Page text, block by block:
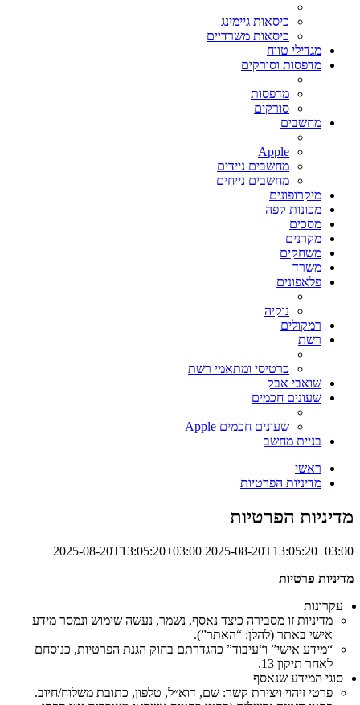
כיסאות גיימינג
כיסאות משרדיים
מגדילי טווח
מדפסות וסורקים
מדפסות
סורקים
מחשבים
Apple
מחשבים ניידים
מחשבים נייחים
מיקרופונים
מכונות קפה
מסכים
מקרנים
משחקים
משרד
פלאפונים
נוקיה
רמקולים
רשת
כרטיסי ומתאמי רשת
שואבי אבק
שעונים חכמים
שעונים חכמים Apple
בניית מחשב
ראשי
מדיניות הפרטיות
מדיניות הפרטיות
2025-08-20T13:05:20+03:00 2025-08-20T13:05:20+03:00
מדיניות פרטיות
עקרונות
מדיניות זו מסבירה כיצד נאסף, נשמר, נעשה שימוש ונמסר מידע
אישי באתר (להלן: “האתר”).
“מידע אישי” ו“עיבוד” כהגדרתם בחוק הגנת הפרטיות, כנוסחם
לאחר תיקון 13.
סוגי המידע שנאסף
פרטי זיהוי ויצירת קשר: שם, דוא״ל, טלפון, כתובת משלוח/חיוב.